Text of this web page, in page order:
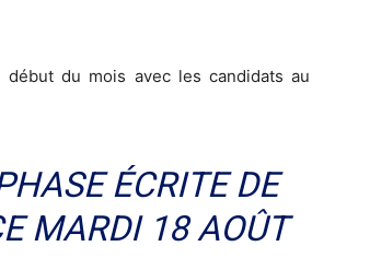
du mois avec les candidats au
ÉCRITE DE
MARDI 18 AOÛT